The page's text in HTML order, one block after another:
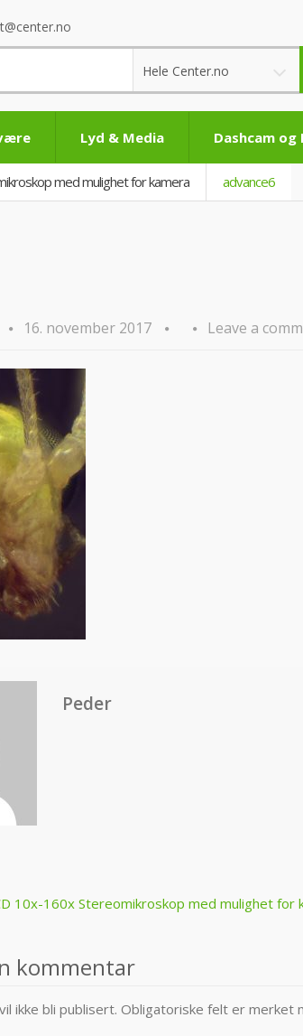
Hele Center.no
Lyd & Media Dashcam og
med mulighet for kamera advance6
16. november 2017 Leave a
Peder
10x-160x Stereomikroskop med mulighet for
kommentar
ikke bli publisert. Obligatoriske felt er merket